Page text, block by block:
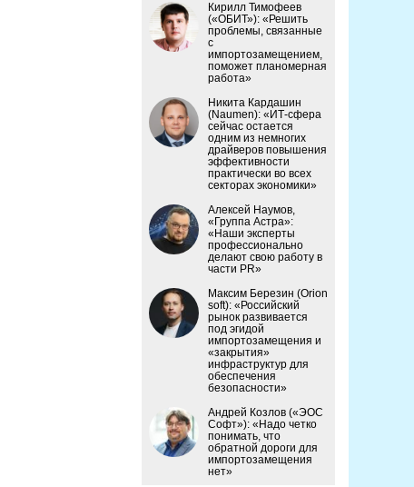
Кирилл Тимофеев
(«ОБИТ»): «Решить
проблемы, связанные
с
импортозамещением,
поможет планомерная
работа»
Никита Кардашин
(Naumen): «ИТ-сфера
сейчас остается
одним из немногих
драйверов повышения
эффективности
практически во всех
секторах экономики»
Алексей Наумов,
«Группа Астра»:
«Наши эксперты
профессионально
делают свою работу в
части PR»
Максим Березин (Orion
soft): «Российский
рынок развивается
под эгидой
импортозамещения и
«закрытия»
инфраструктур для
обеспечения
безопасности»
Андрей Козлов («ЭОС
Софт»): «Надо четко
понимать, что
обратной дороги для
импортозамещения
нет»